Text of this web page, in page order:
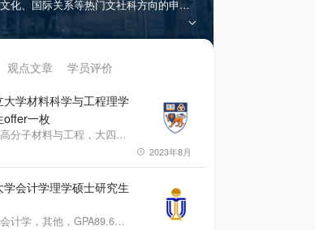
化、国际关系等热门文社科方向的申
学生经历与所申专业相关的经历和优
有态度、细致贴心有温度”的服务理念受
观点文章
学员评价
大学材料科学与工程理学
offer一枚
上海大学，高分子材料与工程，大四，GPA86.90，雅思6.5
2023年8月
会计学理学硕士研究生
南京大学，会计学，其他，GPA89.6，雅思7.0